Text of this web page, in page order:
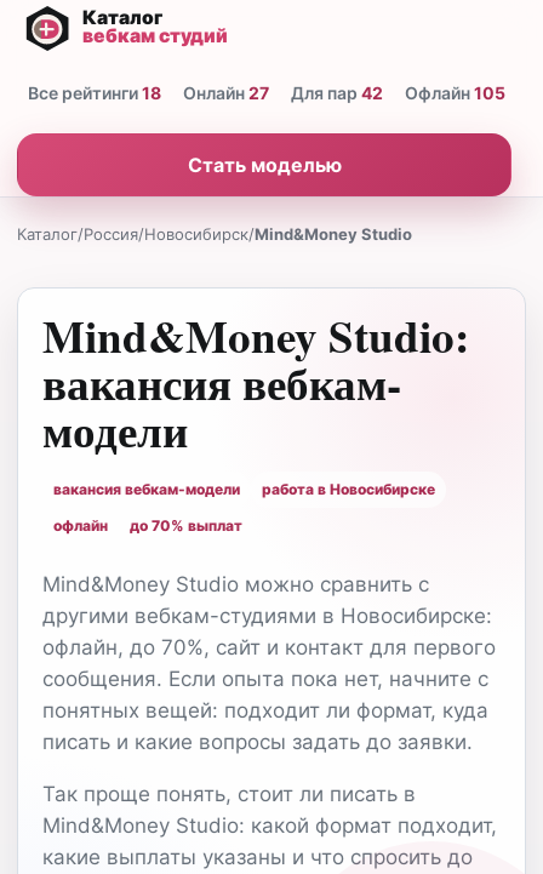
Все рейтинги18 Онлайн27 Для пар 42 Офлайн105
Стать моделью
Каталог/Россия/Новосибирск/Mind&Money Studio
Mind&Money Studio:
вакансия вебкам-
модели
вакансия вебкам-модели
работа в Новосибирске
офлайн
до 70% выплат
Mind&Money Studio можно сравнить с
другими вебкам-студиями в Новосибирске:
офлайн, до 70%, сайт и контакт для первого
сообщения. Если опыта пока нет, начните с
понятных вещей: подходит ли формат, куда
писать и какие вопросы задать до заявки.
Так проще понять, стоит ли писать в
Mind&Money Studio: какой формат подходит,
какие выплаты указаны и что спросить до